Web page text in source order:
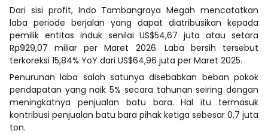
Dari sisi profit, Indo Tambangraya Megah mencatatkan
laba periode berjalan yang dapat diatribusikan kepada
pemilik entitas induk senilai US$54,67 juta atau setara
Rp929,07 miliar per Maret 2026. Laba bersih tersebut
terkoreksi 15,84% YoY dari US$64,96 juta per Maret 2025.
Penurunan laba salah satunya disebabkan beban pokok
pendapatan yang naik 5% secara tahunan seiring dengan
meningkatnya penjualan batu bara. Hal itu termasuk
kontribusi penjualan batu bara pihak ketiga sebesar 0,7 juta
ton.